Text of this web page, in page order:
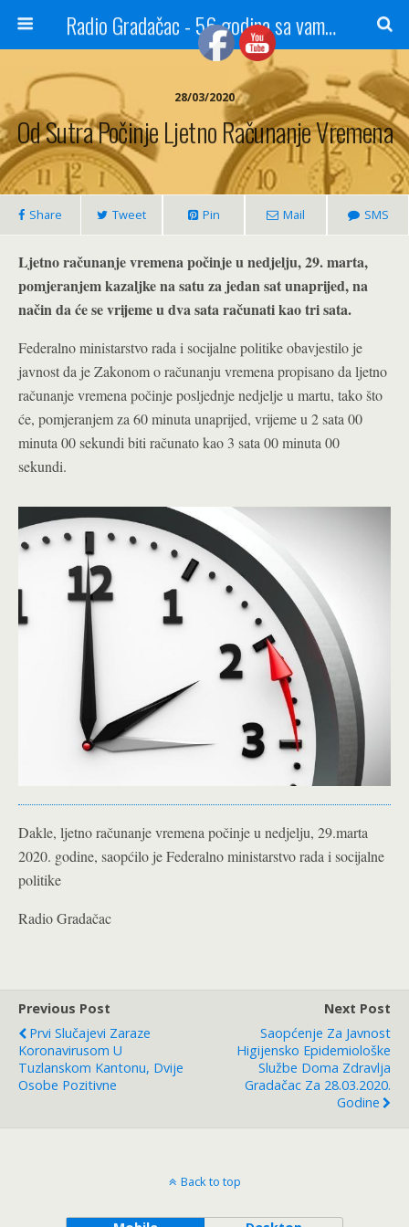
Radio Gradačac - 56 godina sa vama...
28/03/2020
Od Sutra Počinje Ljetno Računanje Vremena
Share Tweet Pin Mail SMS
Ljetno računanje vremena počinje u nedjelju, 29. marta,
pomjeranjem kazaljke na satu za jedan sat unaprijed, na
način da će se vrijeme u dva sata računati kao tri sata.
Federalno ministarstvo rada i socijalne politike obavjestilo je
javnost da je Zakonom o računanju vremena propisano da ljetno
računanje vremena počinje posljednje nedjelje u martu, tako što
će, pomjeranjem za 60 minuta unaprijed, vrijeme u 2 sata 00
minuta 00 sekundi biti računato kao 3 sata 00 minuta 00
sekundi.
Dakle, ljetno računanje vremena počinje u nedjelju, 29.marta
2020. godine, saopćilo je Federalno ministarstvo rada i socijalne
politike
Radio Gradačac
Previous Post
Prvi Slučajevi Zaraze
Koronavirusom U
Tuzlanskom Kantonu, Dvije
Osobe Pozitivne
Next Post
Saopćenje Za Javnost
Higijensko Epidemiološke
Službe Doma Zdravlja
Gradačac Za 28.03.2020.
Godine
Back to top